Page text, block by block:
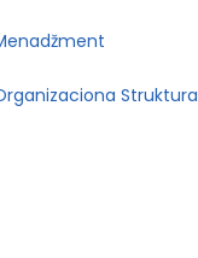
Struktura